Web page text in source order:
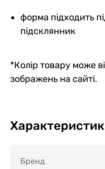
форма підходить
підсклянник
*Колір товару може
зображень на сайті.
Бренд